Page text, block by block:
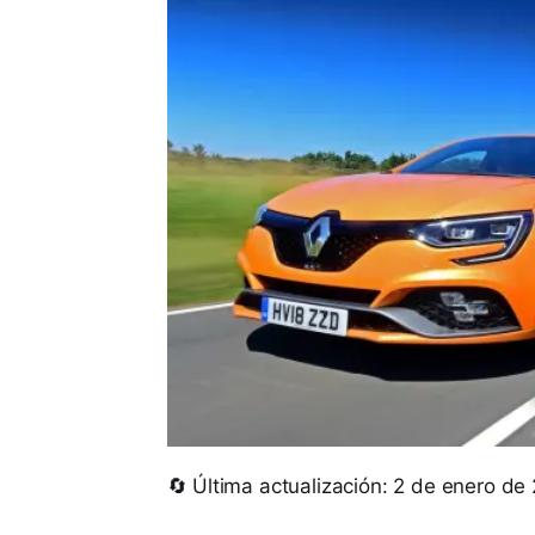
🔄 Última actualización: 2 de enero de